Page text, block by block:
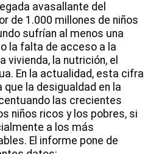
avasallante del
de 1.000 millones de niños
sufrían al menos una
la falta de acceso a la
vivienda, la nutrición, el
En la actualidad, esta cifra
que la desigualdad en la
las crecientes
niños ricos y los pobres, si
a los más
El informe pone de